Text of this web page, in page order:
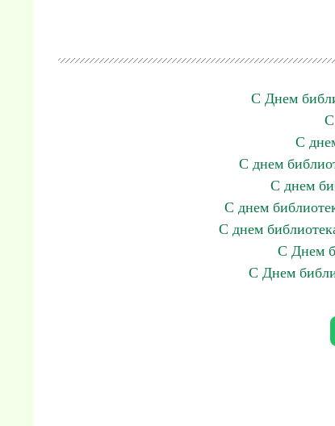
С Днем
С
С
С днем
С днем
С днем
С днем
С Днем
С Днем